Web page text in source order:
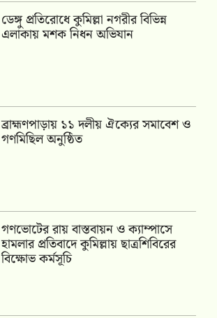
ডেঙ্গু প্রতিরোধে কুমিল্লা নগরীর বিভিন্ন
এলাকায় মশক নিধন অভিযান
‎ব্রাহ্মণপাড়ায় ১১ দলীয় ঐক্যের সমাবেশ ও
গণমিছিল অনুষ্ঠিত
গণভোটের রায় বাস্তবায়ন ও ক্যাম্পাসে
হামলার প্রতিবাদে কুমিল্লায় ছাত্রশিবিরের
বিক্ষোভ কর্মসূচি